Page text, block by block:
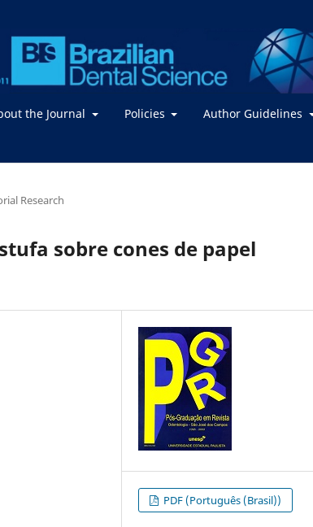
the Journal Policies Author Guidelines
Research
sobre cones de papel
PDF (Português (Brasil))